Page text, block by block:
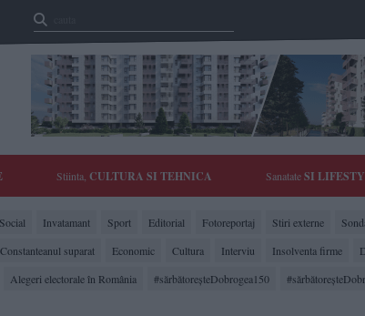
Stiinta, CULTURA SI TEHNICA SanatateSI
Social Invatamant Sport Editorial Fotoreportaj Stiri externe
Constanteanul suparat Economic Cultura Interviu Insolventa firme
Alegeri electorale în România #sărbătoreşteDobrogea150